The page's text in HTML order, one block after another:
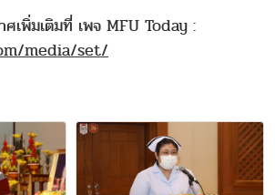
เพิ่มเติมที่ เพจ MFU Today :
media/set/